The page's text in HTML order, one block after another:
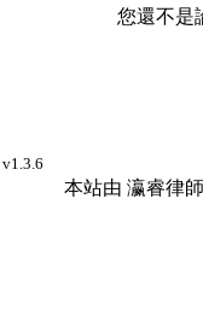
您還不是
v1.3.6
本站由 瀛睿律